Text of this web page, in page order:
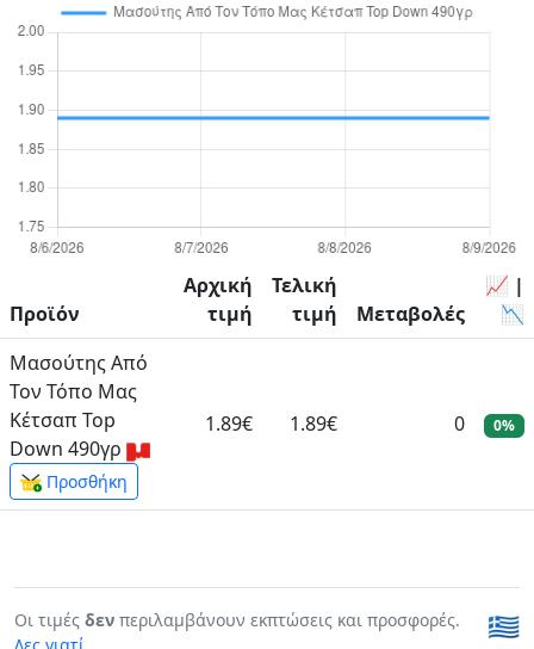
Προϊόν
Αρχική
τιμή
Τελική
τιμή
Μεταβολές
📈 |
📉
Μασούτης Από
Τον Τόπο Μας
Κέτσαπ Top
Down 490γρ
Προσθήκη
1.89€ 1.89€ 0 0%
Οι τιμές δεν περιλαμβάνουν εκπτώσεις και προσφορές.
🇬🇷